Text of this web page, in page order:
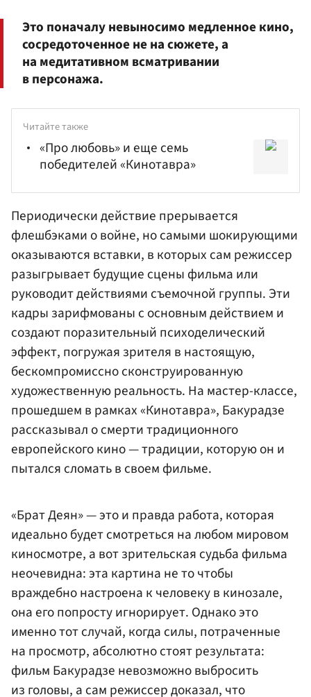
Это поначалу невыносимо медленное кино,
сосредоточенное не на сюжете, а
на медитативном всматривании
в персонажа.
Читайте также
«Про любовь» и еще семь
победителей «Кинотавра»
Периодически действие прерывается
флешбэками о войне, но самыми шокирующими
оказываются вставки, в которых сам режиссер
разыгрывает будущие сцены фильма или
руководит действиями съемочной группы. Эти
кадры зарифмованы с основным действием и
создают поразительный психоделический
эффект, погружая зрителя в настоящую,
бескомпромиссно сконструированную
художественную реальность. На мастер-классе,
прошедшем в рамках «Кинотавра», Бакурадзе
рассказывал о смерти традиционного
европейского кино — традиции, которую он и
пытался сломать в своем фильме.
«Брат Деян» — это и правда работа, которая
идеально будет смотреться на любом мировом
киносмотре, а вот зрительская судьба фильма
неочевидна: эта картина не то чтобы
враждебно настроена к человеку в кинозале,
она его попросту игнорирует. Однако это
именно тот случай, когда силы, потраченные
на просмотр, абсолютно стоят результата:
фильм Бакурадзе невозможно выбросить
из головы, а сам режиссер доказал, что